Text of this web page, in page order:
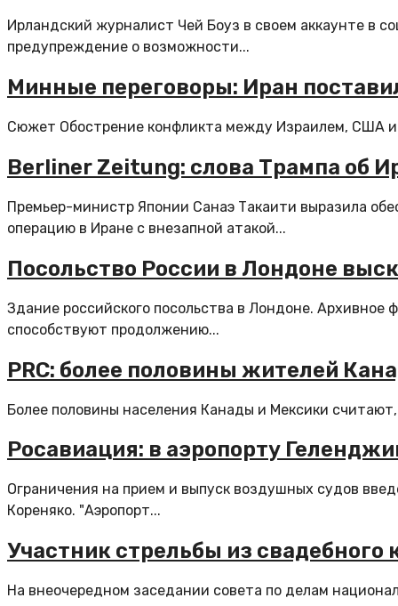
Ирландский журналист Чей Боуз в своем аккаунте в
предупреждение о возможности...
Минные переговоры: Иран
Сюжет Обострение конфликта между Израилем, США
Berliner Zeitung: слова Трампа об
Премьер-министр Японии Санаэ Такаити выразила
операцию в Иране с внезапной атакой...
Посольство России в Лондоне
Здание российского посольства в Лондоне.
способствуют продолжению...
PRC: более половины жителей
Более половины населения Канады и Мексики
Росавиация: в аэропорту
Ограничения на прием и выпуск воздушных судов
Кореняко. "Аэропорт...
Участник стрельбы из
На внеочередном заседании совета по делам